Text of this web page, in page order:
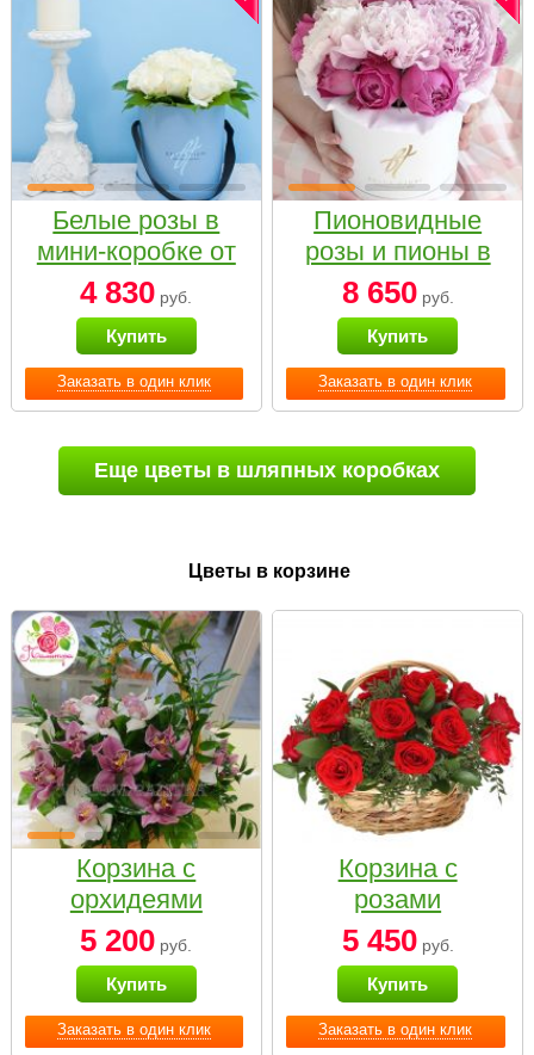
Заказать в один клик
Белые розы в
мини-коробке от
Bella Fiori
4 830 руб.
Купить
Заказать в один клик
Пионовидные
розы и пионы в
белой коробке
Small
8 650руб.
Купить
Еще цветы в шляпных коробках
Цветы в корзине
Заказать в один клик
Корзина с
орхидеями
малая
5 200 руб.
Купить
Заказать в один клик
Корзина с
розами
«Красный
Париж»
5 450руб.
Купить